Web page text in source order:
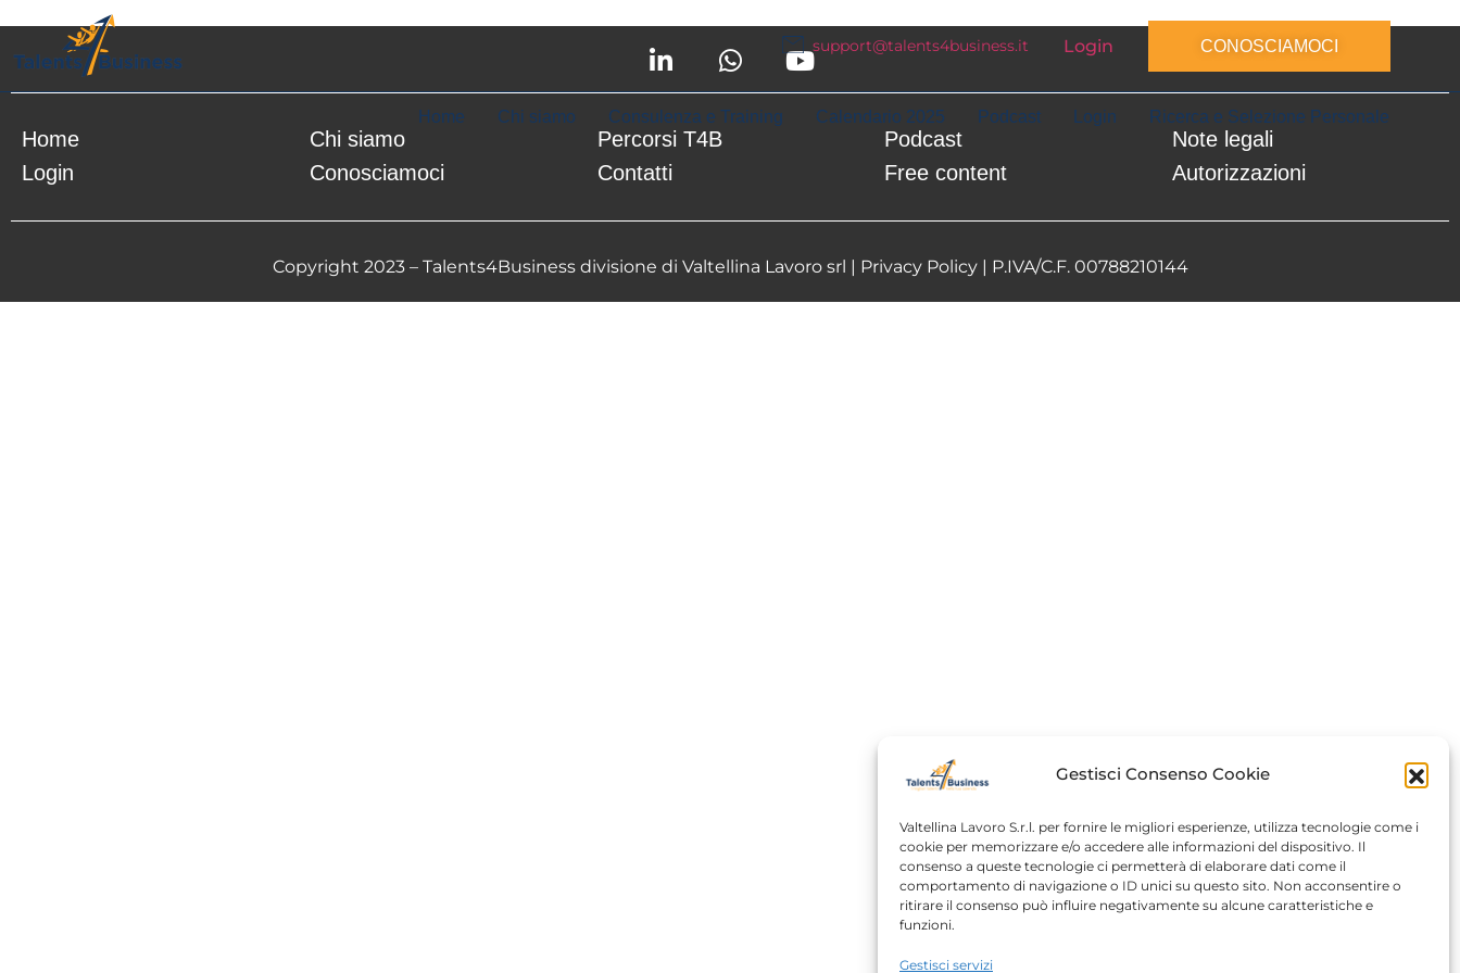
Gestisci Consenso Cookie
Valtellina Lavoro S.r.l. per fornire le migliori esperienze, utilizza tecnologie come i
cookie per memorizzare e/o accedere alle informazioni del dispositivo. Il
consenso a queste tecnologie ci permetterà di elaborare dati come il
comportamento di navigazione o ID unici su questo sito. Non acconsentire o
ritirare il consenso può influire negativamente su alcune caratteristiche e
funzioni.
Gestisci servizi
support@talents4business.it Login CONOSCIAMOCI
Home Chi siamo Consulenza e Training Calendario 2025 Podcast Login Ricerca e Selezione Personale
Sorry, but you do not have permission to view this content.
Home
Login
Chi siamo
Conosciamoci
Percorsi T4B
Contatti
Podcast
Free content
Note legali
Autorizzazioni
Copyright 2023 – Talents4Business divisione di Valtellina Lavoro srl | Privacy Policy| P.IVA/C.F. 00788210144